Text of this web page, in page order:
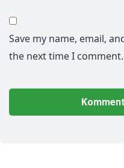
Save my name, email,
the next time I comment.